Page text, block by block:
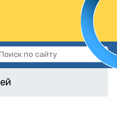
Каталог запчастей